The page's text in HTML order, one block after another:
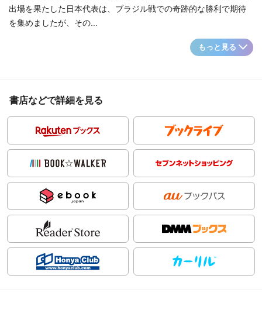
出場を果たした日本代表は、ブラジル戦での奇跡的な勝利で期待
を集めましたが、その...
もっと見る
書店などで詳細を見る